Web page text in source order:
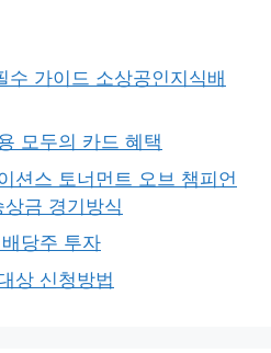
수 가이드 소상공인지식배
모두의 카드 혜택
션스 토너먼트 오브 챔피언
금 경기방식
당주 투자
상 신청방법